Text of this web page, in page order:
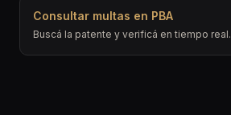
Consultar multas en PBA
Buscá la patente y verificá en tiempo real.